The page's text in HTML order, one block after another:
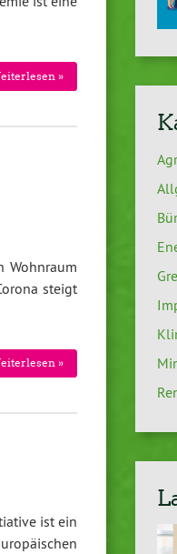
»
Wohnraum
steigt
»
ist ein